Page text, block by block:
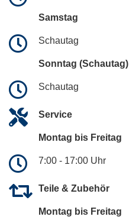
Samstag
Schautag
Sonntag (Schautag)
Schautag
Service
Montag bis Freitag
7:00 - 17:00 Uhr
Teile & Zubehör
Montag bis Freitag